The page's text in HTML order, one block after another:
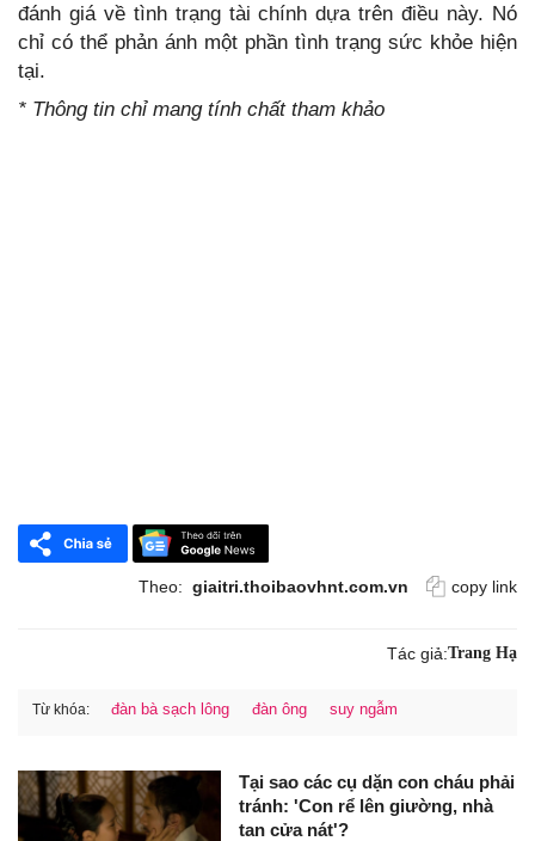
đánh giá về tình trạng tài chính dựa trên điều này. Nó
chỉ có thể phản ánh một phần tình trạng sức khỏe hiện
tại.
* Thông tin chỉ mang tính chất tham khảo
Theo: giaitri.thoibaovhnt.com.vn copy link
Tác giả:Trang Hạ
Từ khóa: đàn bà sạch lông đàn ông suy ngẫm
Tại sao các cụ dặn con cháu phải
tránh: 'Con rể lên giường, nhà
tan cửa nát'?